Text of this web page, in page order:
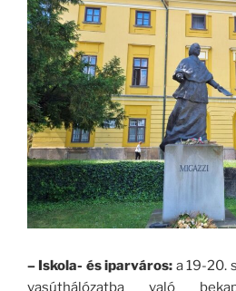
– Iskola- és iparváros: a 19-20.